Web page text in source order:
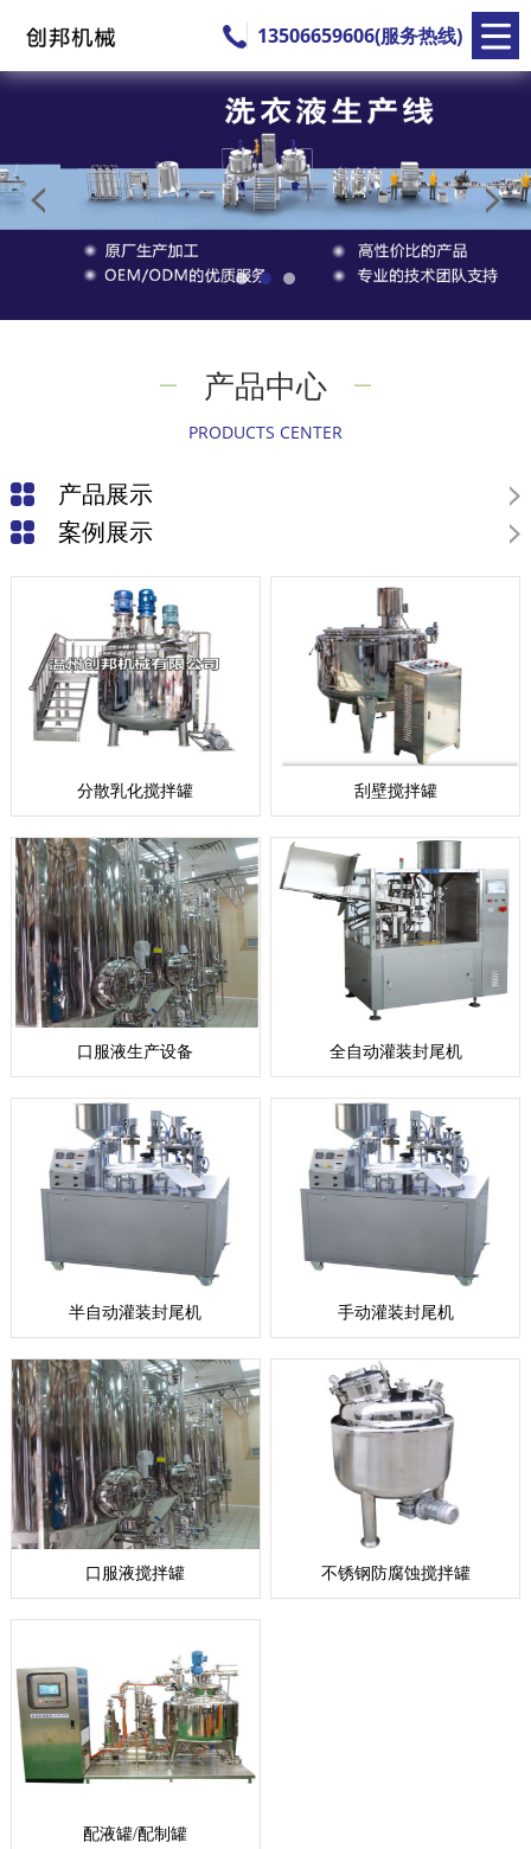
13506659606(服务热线)
产品中心
PRODUCTS CENTER
产品展示
案例展示
分散乳化搅拌罐 刮壁搅拌罐
口服液生产设备 全自动灌装封尾机
半自动灌装封尾机 手动灌装封尾机
口服液搅拌罐 不锈钢防腐蚀搅拌罐
配液罐/配制罐